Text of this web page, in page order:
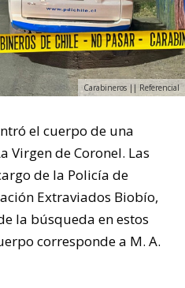
Carabineros || Referencial
el cuerpo de una
Virgen de Coronel. Las
de la Policía de
Extraviados Biobío,
la búsqueda en estos
corresponde a M. A.